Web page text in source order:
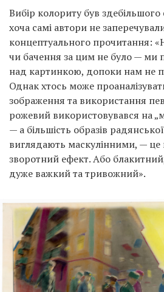
Вибір колориту був здебільшого
хоча самі автори не
концептуального прочитання:
чи бачення за цим не було — ми
над картинкою, допоки нам не
Однак хтось може
зображення та використання
рожевий використовувався на
— а більшість образів
виглядають маскулінними, —
зворотний ефект. Або
дуже важкий та тривожний».